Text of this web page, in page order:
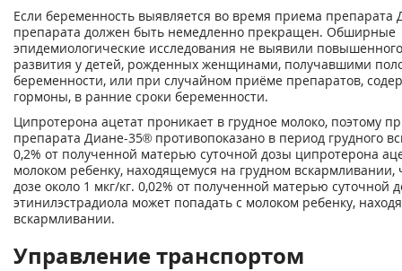
Если беременность выявляется во время приема
препарата должен быть немедленно прекращен. Обширные
эпидемиологические исследования не выявили
развития у детей, рожденных женщинами, получавшими
беременности, или при случайном приёме препаратов,
гормоны, в ранние сроки беременности.
Ципротерона ацетат проникает в грудное молоко, поэтому
препарата Диане-35® противопоказано в период грудного
0,2% от полученной матерью суточной дозы ципротерона
молоком ребенку, находящемуся на грудном вскармливании,
дозе около 1 мкг/кг. 0,02% от полученной матерью суточной
этинилэстрадиола может попадать с молоком ребенку,
вскармливании.
Управление транспортом